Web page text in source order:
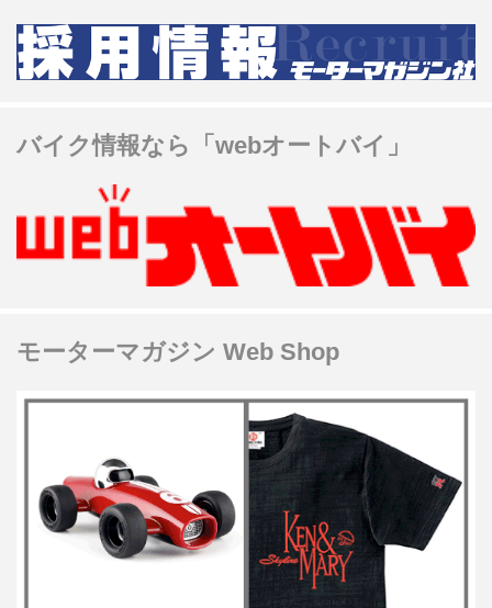
バイク情報なら「webオートバイ」
モーターマガジン Web Shop